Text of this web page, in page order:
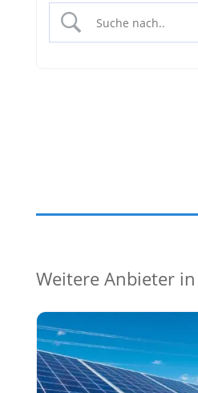
Weitere Anbieter